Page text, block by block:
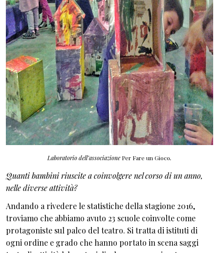
Laboratorio dell’associazione Per Fare un Gioco.
Quanti bambini riuscite a coinvolgere nel corso di un anno,
nelle diverse attività?
Andando a rivedere le statistiche della stagione 2016,
troviamo che abbiamo avuto 23 scuole coinvolte come
protagoniste sul palco del teatro. Si tratta di istituti di
ogni ordine e grado che hanno portato in scena saggi